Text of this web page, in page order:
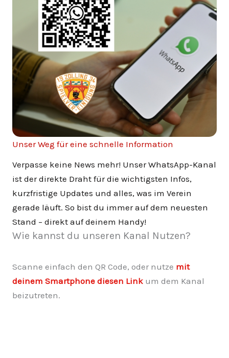
Unser Weg für eine schnelle Information
Verpasse keine News mehr! Unser WhatsApp-Kanal
ist der direkte Draht für die wichtigsten Infos,
kurzfristige Updates und alles, was im Verein
gerade läuft. So bist du immer auf dem neuesten
Stand – direkt auf deinem Handy!
Wie kannst du unseren Kanal Nutzen?
Scanne einfach den QR Code, oder nutze mit
deinem Smartphone diesen Link um dem Kanal
beizutreten.